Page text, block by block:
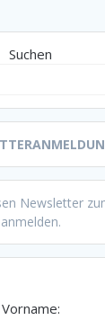
Suchen
Newsletter
anmelden.
Vorname: